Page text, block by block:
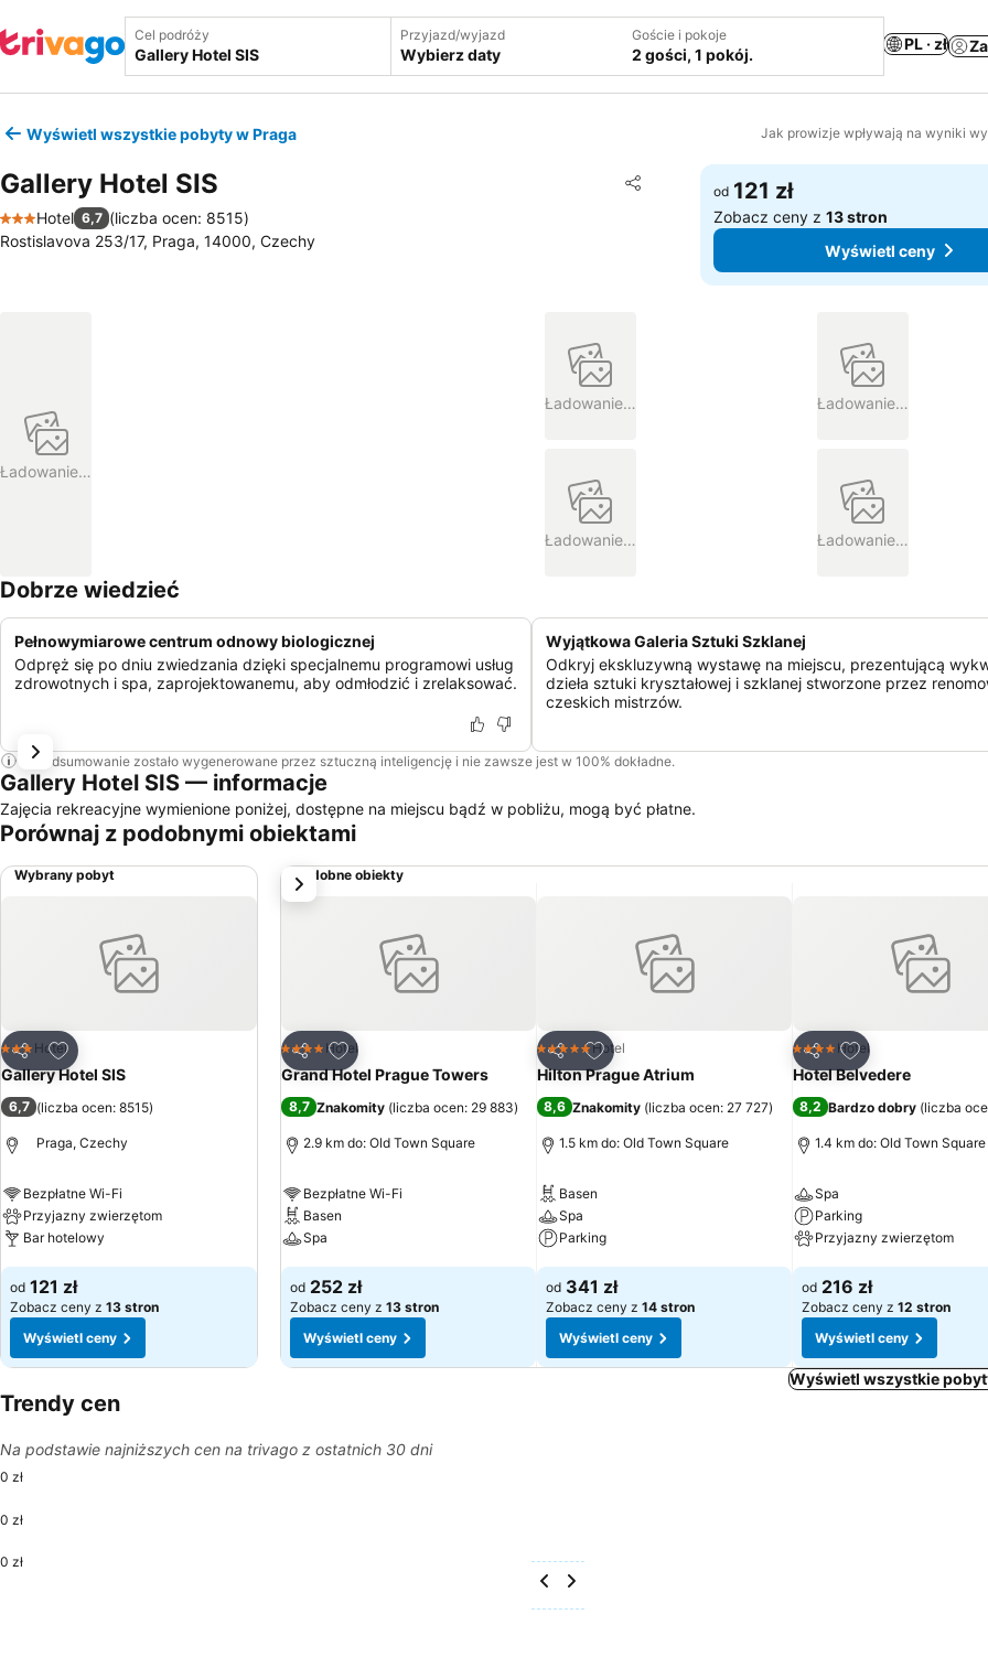
Cel podróży Przyjazd/wyjazd
Wybierz daty
Goście i pokoje
2 gości, 1 pokój.
PL · zł
Wyświetl wszystkie pobyty w Praga Jak prowizje wpływają na wyniki
Gallery Hotel SIS Udostępnij
Dodaj do ulubionych
3 Kategoria
Hotel 6,7 (liczba ocen: 8515)
Rostislavova 253/17, Praga, 14000, Czechy
od 121 zł
Zobacz ceny z13 stron
Wyświetl ceny
Ładowanie…
Ładowanie… Ładowanie…
Ładowanie… Ładowanie…
Dobrze wiedzieć
Pełnowymiarowe centrum odnowy biologicznej
Odpręż się po dniu zwiedzania dzięki specjalnemu programowi usług
zdrowotnych i spa, zaprojektowanemu, aby odmłodzić i zrelaksować.
Wyjątkowa Galeria Sztuki Szklanej
Odkryj ekskluzywną wystawę na miejscu, prezentującą
dzieła sztuki kryształowej i szklanej stworzone przez
czeskich mistrzów.
To podsumowanie zostało wygenerowane przez sztuczną inteligencję i nie zawsze jest w 100% dokładne.
Gallery Hotel SIS — informacje
Zajęcia rekreacyjne wymienione poniżej, dostępne na miejscu bądź w pobliżu, mogą być płatne.
Porównaj z podobnymi obiektami
Wybrany pobyt
Udostępnij
Dodaj do ulubionych
3 Kategoria
Hotel
Gallery Hotel SIS
6,7 (liczba ocen: 8515)
Praga, Czechy
Bezpłatne Wi-Fi
Przyjazny zwierzętom
Bar hotelowy
Wyświetl ceny
od 121 zł
Zobacz ceny z 13 stron
Wyświetl ceny
Podobne obiekty
Udostępnij
Dodaj do ulubionych
4 Kategoria
Hotel
Grand Hotel Prague Towers
8,7 Znakomity (liczba ocen: 29 883)
2.9 km do: Old Town Square
Bezpłatne Wi-Fi
Basen
Spa
Wyświetl ceny
od 252 zł
Zobacz ceny z 13 stron
Wyświetl ceny
Udostępnij
Dodaj do ulubionych
5 KategoriaHotel
Hilton Prague Atrium
8,6 Znakomity (liczba ocen: 27 727)
1.5 km do: Old Town Square
Basen
Spa
Parking
Wyświetl ceny
od 341 zł
Zobacz ceny z 14 stron
Wyświetl ceny
Udostępnij
Dodaj do
4 Kategoria
Hotel
Hotel Belvedere
8,2 Bardzo dobry (liczba
1.4 km do: Old Town Square
Spa
Parking
Przyjazny zwierzętom
Wyświetl ceny
od 216 zł
Zobacz ceny z 12 stron
Wyświetl ceny
Następny
Wyświetl wszystkie
Trendy cen
Na podstawie najniższych cen na trivago z ostatnich 30 dni
0 zł
0 zł
0 zł